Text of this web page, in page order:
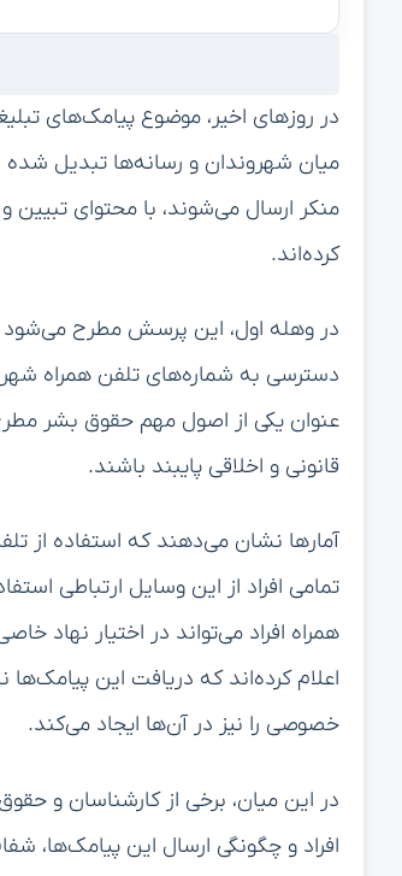
در روزهای اخیر، موضوع پیامک‌های
میان شهروندان و رسانه‌ها تبدیل
منکر ارسال می‌شوند، با محتوای
کرده‌اند.
در وهله اول، این پرسش مطرح می‌شود
دسترسی به شماره‌های تلفن همراه
عنوان یکی از اصول مهم حقوق بشر
قانونی و اخلاقی پایبند باشند.
آمارها نشان می‌دهند که استفاده از
تمامی افراد از این وسایل ارتباطی
همراه افراد می‌تواند در اختیار نهاد
اعلام کرده‌اند که دریافت این
خصوصی را نیز در آن‌ها ایجاد می‌کند.
در این میان، برخی از کارشناسان و
افراد و چگونگی ارسال این پیامک‌ها،